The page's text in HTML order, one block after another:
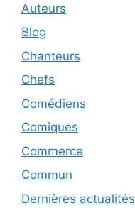
Auteurs
Blog
Chanteurs
Chefs
Comédiens
Comiques
Commerce
Commun
Dernières actualités